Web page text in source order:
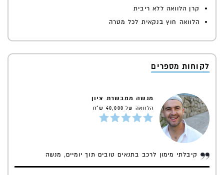
קרן הלוואה ללא ריבית
הלוואה חוץ בנקאית לכל מטרה
לקוחות מספרים
מנשה ממבשרת ציון
הלוואה של 40,000 ש"ח
קיבלתי מימון לרכב בתנאים טובים תוך יומיים, מנשה